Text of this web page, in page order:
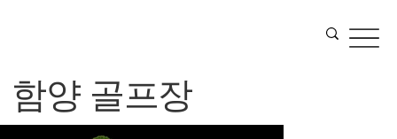
함양 골프장